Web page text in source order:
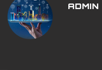
ADMIN